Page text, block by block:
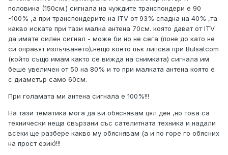
половина (150см.) сигнала на чуждите транспондери е 90
-100% ,а при транспондерите на ITV от 93% спадна на 40% ,та
какво искате при тази малка антена 70см. която дават от ITV
да имате силен сигнал - може би но не сега (поне до като не
си оправят излъчването),нещо което пък липсва при Bulsatcom
(който също имам както се вижда на снимката) сигнала им
беше увеличен от 50 на 80% и то при малката антена която е
с диаметър само 60см.
При голамата ми антена сигнала е 100%!!!
На тази тематика мога да ви обяснявам цял ден ,но това са
технически неща свързани със сателитната техника и надали
всеки ще разбере какво му обяснявам (а и по горе го обясних
на прост език)!!!